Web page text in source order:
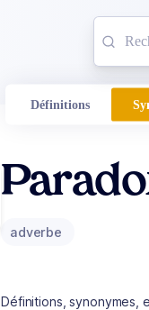
Définitions
adverbe
Définitions, synonymes,